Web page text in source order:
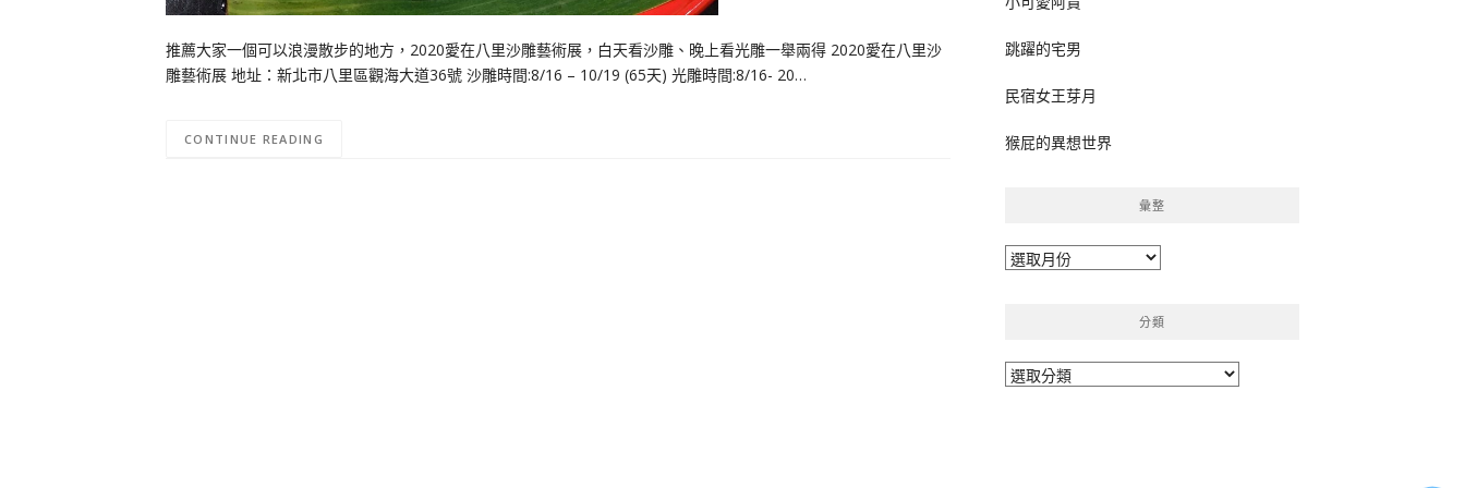
推薦大家一個可以浪漫散步的地方，2020愛在八里沙雕藝術展，白天看沙雕、晚上看光雕一舉兩得 2020愛在八里沙
雕藝術展 地址：新北市八里區觀海大道36號 沙雕時間:8/16 – 10/19 (65天) 光雕時間:8/16- 20…
CONTINUE READING
跳躍的宅男
民宿女王芽月
猴屁的異想世界
彙整
彙
分類
分